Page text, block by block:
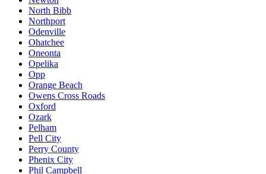
North Bibb
Northport
Odenville
Ohatchee
Oneonta
Opelika
Opp
Orange Beach
Owens Cross Roads
Oxford
Ozark
Pelham
Pell City
Perry County
Phenix City
Phil Campbell